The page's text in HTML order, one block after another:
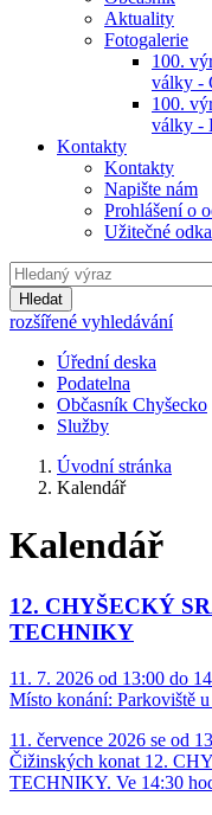
Aktuality
Fotogalerie
100.
války -
100.
války -
Kontakty
Kontakty
Napište nám
Prohlášení o
Užitečné
Hledat
rozšířené vyhledávání
Úřední deska
Podatelna
Občasník Chyšecko
Služby
Úvodní stránka
Kalendář
Kalendář
12. CHYŠECKÝ
TECHNIKY
11. 7. 2026 od 13:00 do
Místo konání: Parkoviště
11. července 2026 se od
Čižinských konat 12.
TECHNIKY. Ve 14:30